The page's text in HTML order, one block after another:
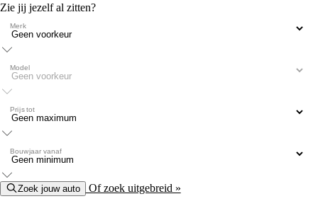
Zie jij jezelf al zitten?
Merk
Model
Prijs tot
Bouwjaar vanaf
Zoek jouw auto Of zoek uitgebreid »